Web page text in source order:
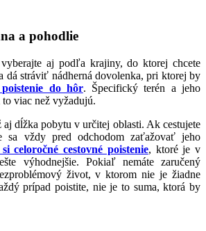
a pohodlie
aj podľa krajiny, do ktorej chcete
dá stráviť nádherná dovolenka, pri ktorej by
do hôr. Špecifický terén a jeho
viac než vyžadujú.
dĺžka pobytu v určitej oblasti. Ak cestujete
sa vždy pred odchodom zaťažovať jeho
celoročné cestovné poistenie, ktoré je v
výhodnejšie. Pokiaľ nemáte zaručený
život, v ktorom nie je žiadne
prípad poistite, nie je to suma, ktorá by